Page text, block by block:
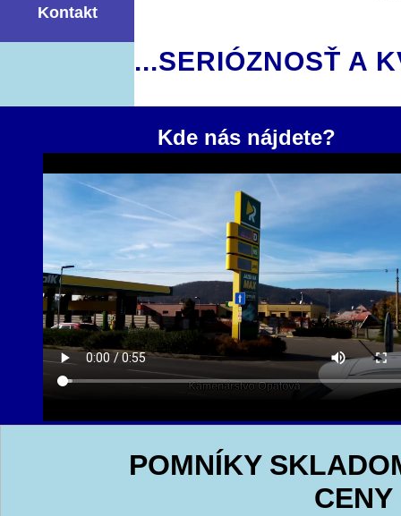
Kontakt
...SERIÓZNOSŤ A
Kde nás nájdete?
POMNÍKY